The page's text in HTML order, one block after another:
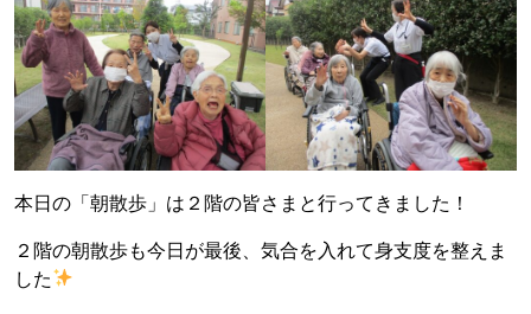
本日の「朝散歩」は２階の皆さまと行ってきました！
２階の朝散歩も今日が最後、気合を入れて身支度を整えま
した